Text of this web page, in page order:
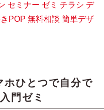
セミナー ゼミ チラシ デ
POP 無料相談 簡単デザ
ひとつで自分で
門ゼミ